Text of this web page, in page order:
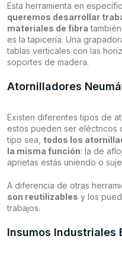
Esta herramienta en
queremos desarrollar
materiales de fibra
es la tapicería. Una
tablas verticales con las
soportes de madera.
Atornilladores
Existen diferentes tipos de
estos pueden ser eléctricos
tipo sea, todos los
la misma función: la de
aprietas estás uniendo o
A diferencia de otras
son reutilizables y los
trabajos.
Insumos Industriales